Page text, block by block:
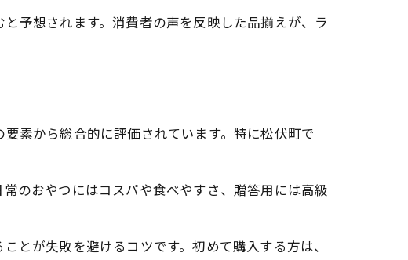
予想されます。消費者の声を反映した品揃えが、ラ
素から総合的に評価されています。特に松伏町で
のおやつにはコスパや食べやすさ、贈答用には高級
とが失敗を避けるコツです。初めて購入する方は、